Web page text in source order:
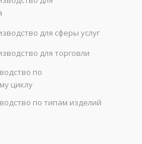
для сферы услуг
для торговли
по
циклу
по типам изделий